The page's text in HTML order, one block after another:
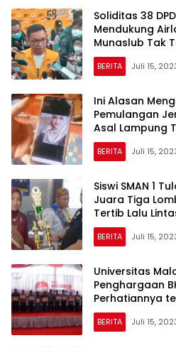
Soliditas 38
Mendukung
Munaslub Tak
BERITA Juli 15,
Ini Alasan
Pemulangan
Asal Lampung
Bekerja di
BERITA Juli 15,
Siswi SMAN 1
Juara Tiga
Tertib Lalu
BERITA Juli 15,
Universitas
Penghargaan
Perhatiannya
Harganas ke-30
BERITA Juli 15,